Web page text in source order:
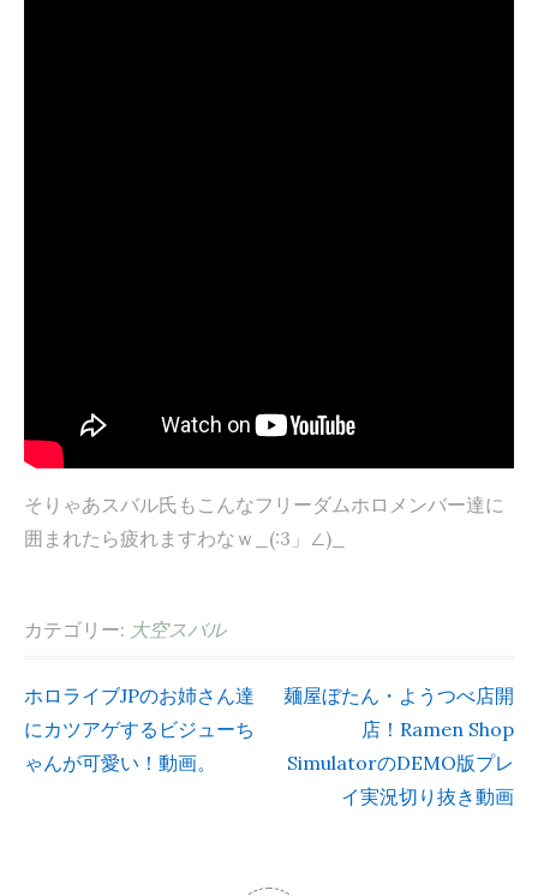
そりゃあスバル氏もこんなフリーダムホロメンバー達に
囲まれたら疲れますわなｗ_(:3」∠)_
カテゴリー: 大空スバル
投
稿
ホロライブJPのお姉さん達
にカツアゲするビジューち
ゃんが可愛い！動画。
麺屋ぼたん・ようつべ店開
店！Ramen Shop
SimulatorのDEMO版プレ
イ実況切り抜き動画